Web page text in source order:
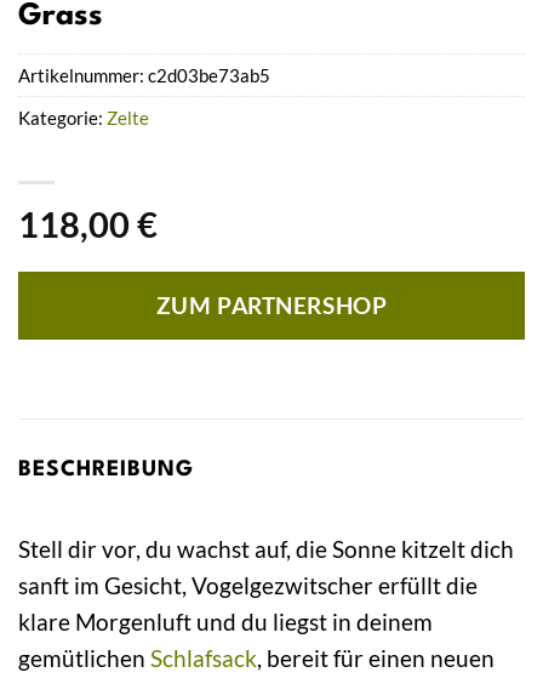
Grass
118,00 €
ZUM PARTNERSHOP
Artikelnummer: c2d03be73ab5
Kategorie: Zelte
BESCHREIBUNG
Stell dir vor, du wachst auf, die Sonne kitzelt dich
sanft im Gesicht, Vogelgezwitscher erfüllt die
klare Morgenluft und du liegst in deinem
gemütlichen Schlafsack , bereit für einen neuen